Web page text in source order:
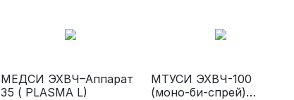
МЕДСИ ЭХВЧ–Аппарат
35 ( PLASMA L)
МТУСИ ЭХВЧ-100
(моно-би-спрей)